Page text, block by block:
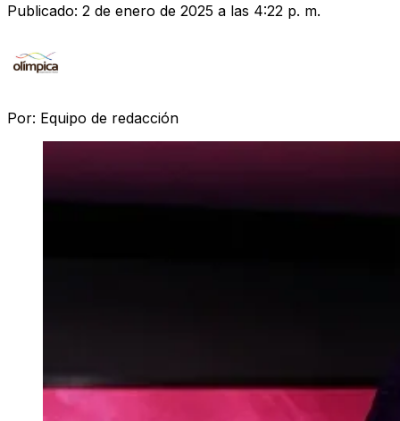
Publicado: 2 de enero de 2025 a las 4:22 p. m.
Por: Equipo de redacción